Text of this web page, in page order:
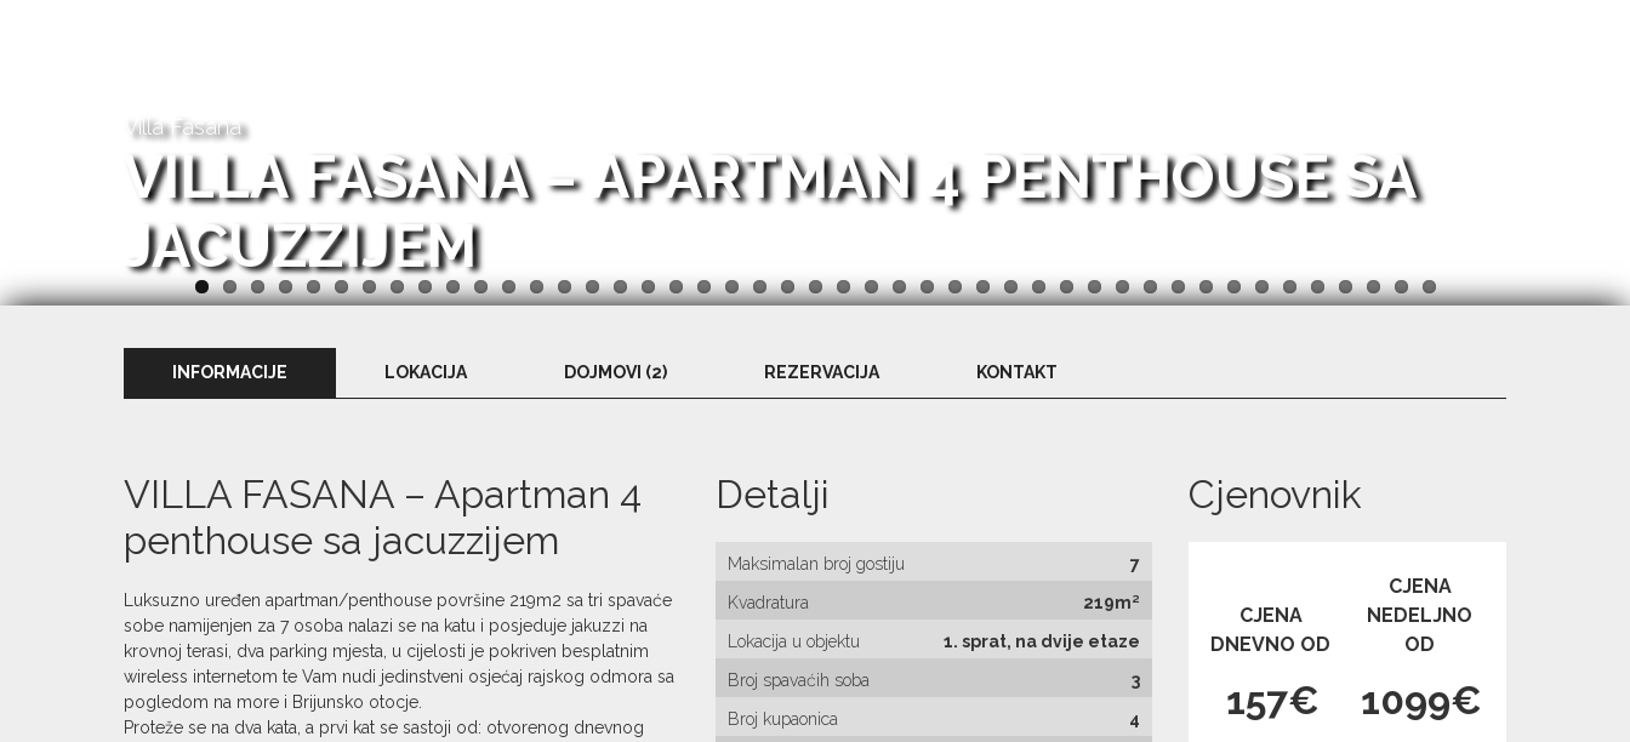
Villa Fasana
VILLA FASANA – APARTMAN 4 PENTHOUSE SA
JACUZZIJEM
INFORMACIJE LOKACIJA DOJMOVI (2) REZERVACIJA KONTAKT
VILLA FASANA – Apartman 4
penthouse sa jacuzzijem
Luksuzno uređen apartman/penthouse površine 219m2 sa tri spavaće
sobe namijenjen za 7 osoba nalazi se na katu i posjeduje jakuzzi na
krovnoj terasi, dva parking mjesta, u cijelosti je pokriven besplatnim
wireless internetom te Vam nudi jedinstveni osjećaj rajskog odmora sa
pogledom na more i Brijunsko otocje.
Proteže se na dva kata, a prvi kat se sastoji od: otvorenog dnevnog
Detalji
Maksimalan broj gostiju
7
Kvadratura
219m²
Lokacija u objektu
1. sprat, na dvije etaze
Broj spavaćih soba
3
Broj kupaonica
4
Cjenovnik
CJENA
DNEVNO OD
157€
CJENA
NEDELJNO
OD
1099€